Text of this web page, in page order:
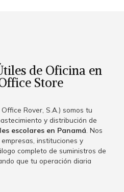
de Oficina en
Store
Office Rover, S.A.) somos tu
y distribución de
escolares en Panamá . Nos
instituciones y
completo de suministros de
que tu operación diaria